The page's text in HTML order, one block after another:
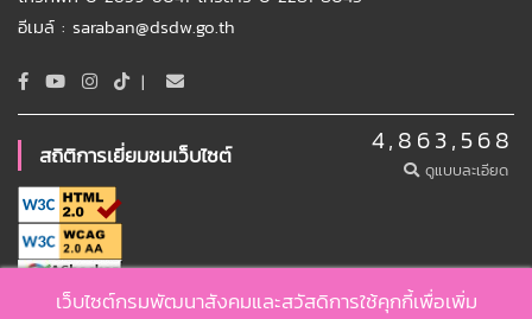
อีเมล์ : saraban@dsdw.go.th
|
สถิติการเยี่ยมชมเว็บไซต์ 4,863,568
ดูแบบละเอียด
เว็บไซต์กรมพัฒนาสังคมและสวัสดิการใช้คุกกี้เพื่อเพิ่ม